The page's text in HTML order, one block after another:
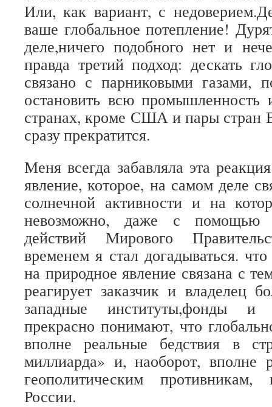
Или, как вариант, с
ваше глобальное потепление!
деле,ничего подобного нет и
правда третий подход: дескать
связано с парниковыми газами,
остановить всю промышленность
странах, кроме США и пары стран
сразу прекратится.
Меня всегда забавляла эта
явление, которое, на самом деле
солнечной активности и на
невозможно, даже с помощью
действий Мирового
временем я стал догадываться.
на природное явление связана с
реагирует заказчик и
западные институты,фонды и
прекрасно понимают, что
вполне реальные бедствия в
миллиарда» и, наоборот, вполне
геополитическим
России.